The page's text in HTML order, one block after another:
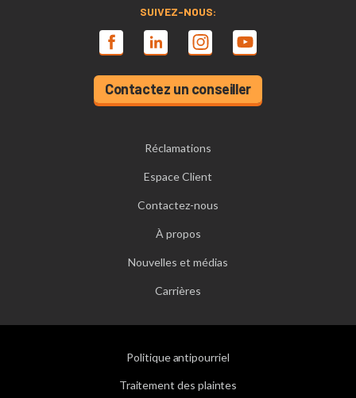
SUIVEZ-NOUS:
Contactez un conseiller
Réclamations
Espace Client
Contactez-nous
À propos
Nouvelles et médias
Carrières
Politique antipourriel
Traitement des plaintes